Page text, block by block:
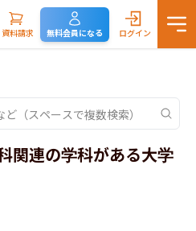
資料請求 無料会員になる ログイン
関連の学科がある大学